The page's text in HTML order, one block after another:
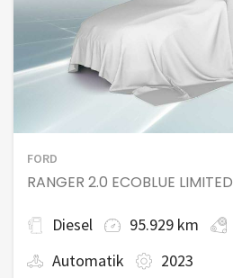
FORD
RANGER 2.0 ECOBLUE LIMITED
Diesel 95.929 km
Automatik
2023